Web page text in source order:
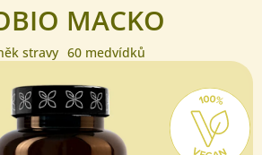
je
0,0
hviezdičiek.
MACKO
stravy 60 medvídků